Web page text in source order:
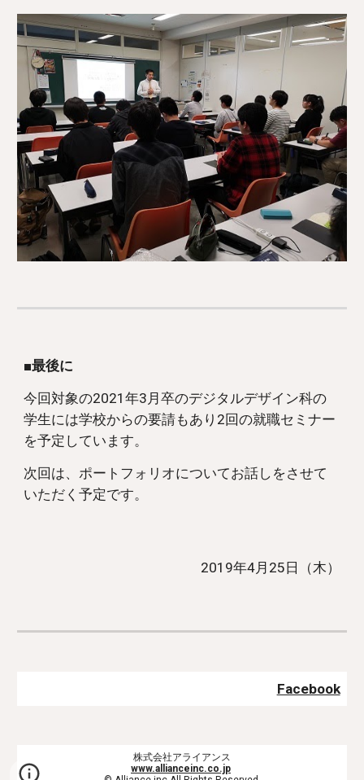
■最後に
今回対象の2021年3月卒のデジタルデザイン科の
学生には学校からの要請もあり2回の就職セミナー
を予定しています。
次回は、ポートフォリオについてお話しをさせて
いただく予定です。
2019年4月25日（木）
Facebook
株式会社アライアンス
www.allianceinc.co.jp